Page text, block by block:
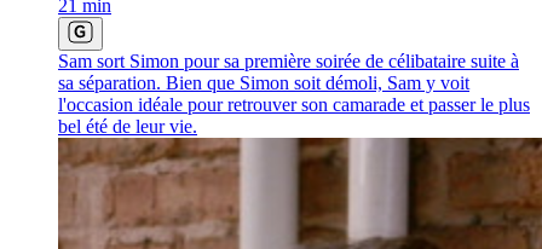
21 min
Sam sort Simon pour sa première soirée de célibataire suite à
sa séparation. Bien que Simon soit démoli, Sam y voit
l'occasion idéale pour retrouver son camarade et passer le plus
bel été de leur vie.